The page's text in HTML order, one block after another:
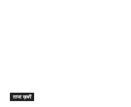
ताजा ख़बरें